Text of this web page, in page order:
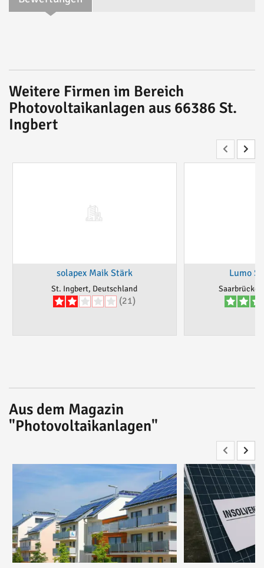
Weitere Firmen im Bereich
Photovoltaikanlagen aus 66386 St.
Ingbert
solapex Maik Stärk
St. Ingbert, Deutschland
(21)
Lumo
Aus dem Magazin
"Photovoltaikanlagen"